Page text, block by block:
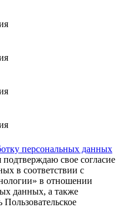
персональных данных
свое согласие
в соответствии с
в отношении
данных, а также